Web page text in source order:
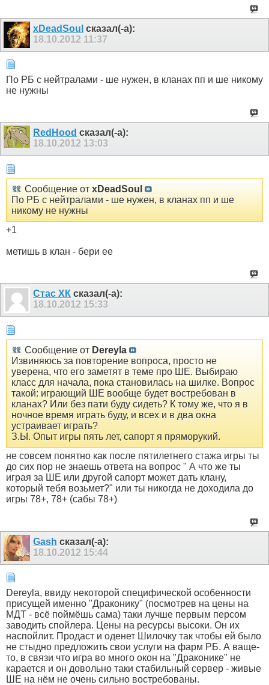
xDeadSoul сказал(-а):
18.10.2012 11:37
По РБ с нейтралами - ше нужен, в кланах пп и ше никому
не нужны
RedHood сказал(-а):
18.10.2012 13:03
Сообщение от xDeadSoul
По РБ с нейтралами - ше нужен, в кланах пп и ше
никому не нужны
+1
метишь в клан - бери ее
Стас ХК сказал(-а):
18.10.2012 15:33
Сообщение от Dereyla
Извиняюсь за повторение вопроса, просто не
уверена, что его заметят в теме про ШЕ. Выбираю
класс для начала, пока становилась на шилке. Вопрос
такой: играющий ШЕ вообще будет востребован в
кланах? Или без пати буду сидеть? К тому же, что я в
ночное время играть буду, и всех и в два окна
устраивает играть?
З.Ы. Опыт игры пять лет, сапорт я пряморукий.
не совсем понятно как после пятилетнего стажа игры ты
до сих пор не знаешь ответа на вопрос " А что же ты
играя за ШЕ или другой сапорт может дать клану,
который тебя возьмет?" или ты никогда не доходила до
игры 78+, 78+ (сабы 78+)
Gash сказал(-а):
18.10.2012 15:44
Dereyla, ввиду некоторой специфической особенности
присущей именно "Драконику" (посмотрев на цены на
МДТ - всё поймёшь сама) таки лучше первым персом
заводить спойлера. Цены на ресурсы высоки. Он их
наспойлит. Продаст и оденет Шилочку так чтобы ей было
не стыдно предложить свои услуги на фарм РБ. А ваще-
то, в связи что игра во много окон на "Драконике" не
карается и он довольно таки стабильный сервер - живые
ШЕ на нём не очень сильно востребованы.